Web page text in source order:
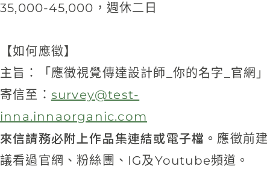
35,000-45,000，週休二日
【如何應徵】
主旨：「應徵視覺傳達設計師_你的名字_官網」
寄信至： survey@test-
inna.innaorganic.com
來信請務必附上作品集連結或電子檔。 應徵前建
議看過官網、粉絲團、IG及Youtube頻道。